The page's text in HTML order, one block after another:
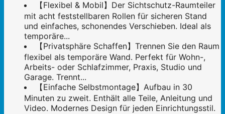
【Flexibel & Mobil】Der Sichtschutz-Raumteiler
mit acht feststellbaren Rollen für sicheren Stand
und einfaches, schonendes Verschieben. Ideal als
temporäre...
【Privatsphäre Schaffen】Trennen Sie den Raum
flexibel als temporäre Wand. Perfekt für Wohn-,
Arbeits- oder Schlafzimmer, Praxis, Studio und
Garage. Trennt...
【Einfache Selbstmontage】Aufbau in 30
Minuten zu zweit. Enthält alle Teile, Anleitung und
Video. Modernes Design für jeden Einrichtungsstil.